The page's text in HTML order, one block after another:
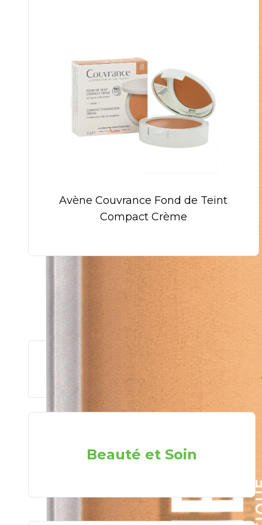
Avène Couvrance Fond de Teint
Compact Crème
Beauté et Soin